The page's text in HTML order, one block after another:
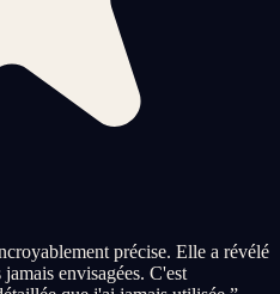
précise. Elle a révélé
envisagées. C'est